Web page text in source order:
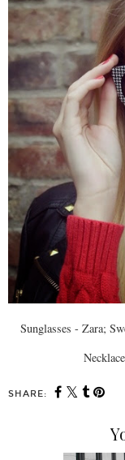
Sunglasses - Zara;
SHARE: